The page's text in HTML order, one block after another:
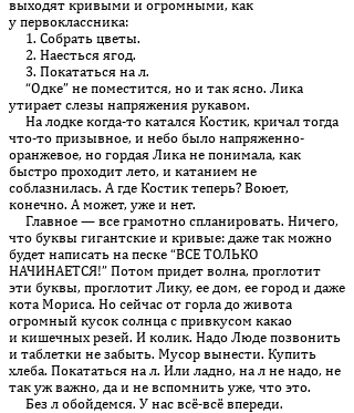
выходят кривыми и огромными, как
у первоклассника:
1. Собрать цветы.
2. Наесться ягод.
3. Покататься на л.
“Одке” не поместится, но и так ясно. Лика
утирает слезы напряжения рукавом.
На лодке когда-то катался Костик, кричал тогда
что-то призывное, и небо было напряженно-
оранжевое, но гордая Лика не понимала, как
быстро проходит лето, и катанием не
соблазнилась. А где Костик теперь? Воюет,
конечно. А может, уже и нет.
Главное — все грамотно спланировать. Ничего,
что буквы гигантские и кривые: даже так можно
будет написать на песке “ВСЕ ТОЛЬКО
НАЧИНАЕТСЯ!” Потом придет волна, проглотит
эти буквы, проглотит Лику, ее дом, ее город и даже
кота Мориса. Но сейчас от горла до живота
огромный кусок солнца с привкусом какао
и кишечных резей. И колик. Надо Люде позвонить
и таблетки не забыть. Мусор вынести. Купить
хлеба. Покататься на л. Или ладно, на л не надо, не
так уж важно, да и не вспомнить уже, что это.
Без л обойдемся. У нас всё-всё впереди.